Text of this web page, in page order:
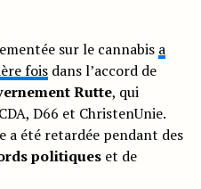
sur le cannabis a
foisdans l’accord de
Rutte, qui
D66 et ChristenUnie.
a été retardée pendant des
politiqueset de